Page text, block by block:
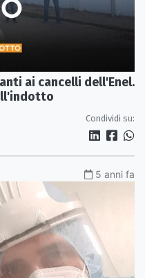
ai cancelli dell'Enel.
Condividi su:
5 anni fa